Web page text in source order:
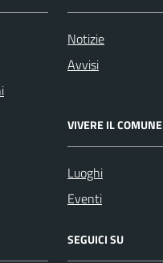
Notizie
Avvisi
VIVERE IL COMUNE
Luoghi
Eventi
SEGUICI SU